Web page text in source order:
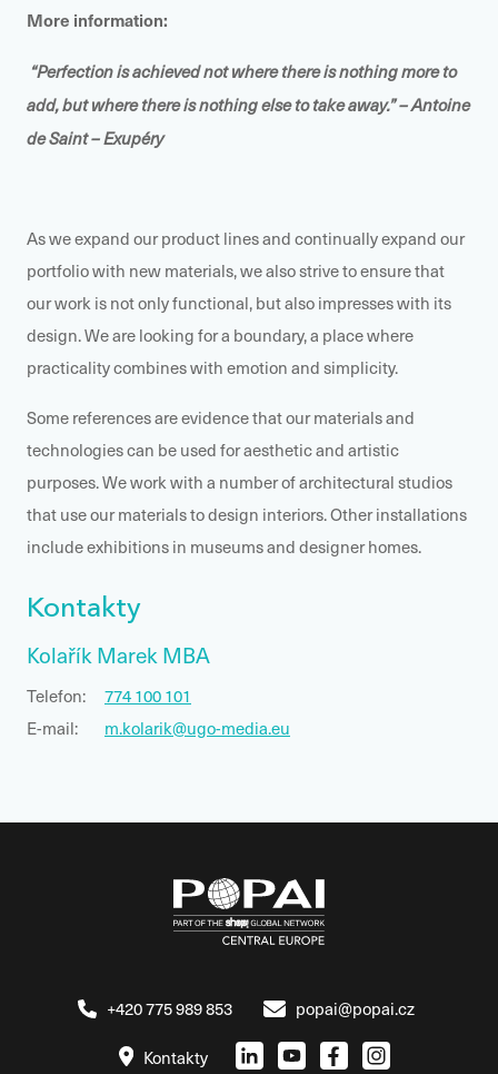
More information:
“Perfection is achieved not where there is nothing more to
add, but where there is nothing else to take away.” – Antoine
de Saint – Exupéry
As we expand our product lines and continually expand our
portfolio with new materials, we also strive to ensure that
our work is not only functional, but also impresses with its
design. We are looking for a boundary, a place where
practicality combines with emotion and simplicity.
Some references are evidence that our materials and
technologies can be used for aesthetic and artistic
purposes. We work with a number of architectural studios
that use our materials to design interiors. Other installations
include exhibitions in museums and designer homes.
Kontakty
Kolařík Marek MBA
Telefon:
774 100 101
E-mail:
m.kolarik@ugo-media.eu
+420 775 989 853 popai@popai.cz
Kontakty